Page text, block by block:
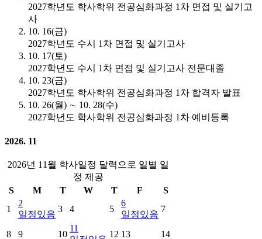
2027학년도 학사학위 전공심화과정 1차 면접 및 실기고
사
10. 16(금)
2027학년도 수시 1차 면접 및 실기고사
10. 17(토)
2027학년도 수시 1차 면접 및 실기고사 전문대졸
10. 23(금)
2027학년도 학사학위 전공심화과정 1차 합격자 발표
10. 26(월) ∼ 10. 28(수)
2027학년도 학사학위 전공심화과정 1차 예비등록
2026. 11
2026년 11월 학사일정 달력으로 일별 일
정 제공
S
M T W T F
S
1
2
일정있음
3 4 5
6
일정있음
7
8 9 10
11
12 13
14